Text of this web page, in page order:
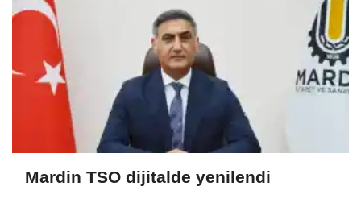
Mardin TSO dijitalde yenilendi